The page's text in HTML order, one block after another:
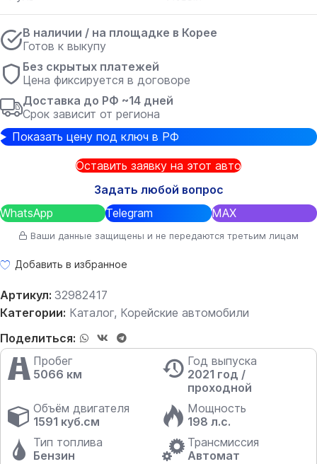
В наличии / на площадке в Корее
Готов к выкупу
Без скрытых платежей
Цена фиксируется в договоре
Доставка до РФ ~14 дней
Срок зависит от региона
Показать цену под ключ в РФ
Оставить заявку на этот авто
Задать любой вопрос
WhatsApp
Telegram MAX
Ваши данные защищены и не передаются третьим лицам
Добавить в избранное
Артикул: 32982417
Категории: Каталог, Корейские автомобили
Поделиться:
Пробег
5066 км
Год выпуска
2021 год /
проходной
Объём двигателя
1591 куб.см
Мощность
198 л.с.
Тип топлива
Бензин
Трансмиссия
Автомат